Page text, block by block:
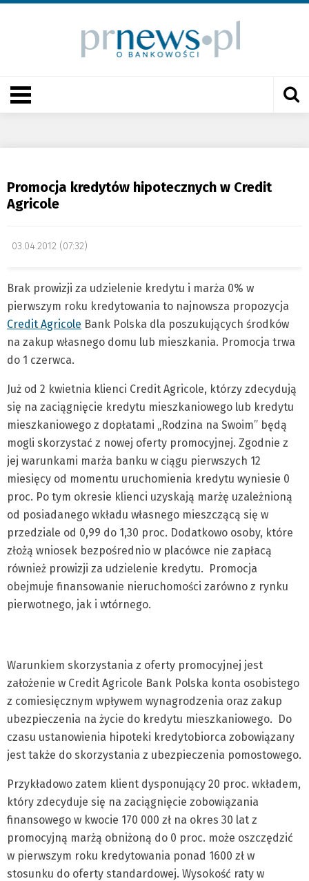
Promocja kredytów hipotecznych w Credit
Agricole
03.04.2012 (07:32)
Brak prowizji za udzielenie kredytu i marża 0% w
pierwszym roku kredytowania to najnowsza propozycja
Credit Agricole Bank Polska dla poszukujących środków
na zakup własnego domu lub mieszkania. Promocja trwa
do 1 czerwca.
Już od 2 kwietnia klienci Credit Agricole, którzy zdecydują
się na zaciągnięcie kredytu mieszkaniowego lub kredytu
mieszkaniowego z dopłatami „Rodzina na Swoim” będą
mogli skorzystać z nowej oferty promocyjnej. Zgodnie z
jej warunkami marża banku w ciągu pierwszych 12
miesięcy od momentu uruchomienia kredytu wyniesie 0
proc. Po tym okresie klienci uzyskają marżę uzależnioną
od posiadanego wkładu własnego mieszczącą się w
przedziale od 0,99 do 1,30 proc. Dodatkowo osoby, które
złożą wniosek bezpośrednio w placówce nie zapłacą
również prowizji za udzielenie kredytu. Promocja
obejmuje finansowanie nieruchomości zarówno z rynku
pierwotnego, jak i wtórnego.
Warunkiem skorzystania z oferty promocyjnej jest
założenie w Credit Agricole Bank Polska konta osobistego
z comiesięcznym wpływem wynagrodzenia oraz zakup
ubezpieczenia na życie do kredytu mieszkaniowego. Do
czasu ustanowienia hipoteki kredytobiorca zobowiązany
jest także do skorzystania z ubezpieczenia pomostowego.
Przykładowo zatem klient dysponujący 20 proc. wkładem,
który zdecyduje się na zaciągnięcie zobowiązania
finansowego w kwocie 170 000 zł na okres 30 lat z
promocyjną marżą obniżoną do 0 proc. może oszczędzić
w pierwszym roku kredytowania ponad 1600 zł w
stosunku do oferty standardowej. Wysokość raty w